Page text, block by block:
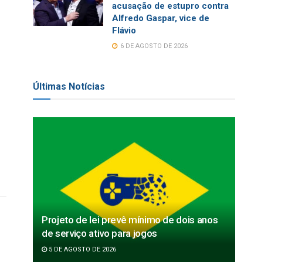
acusação de estupro contra
Alfredo Gaspar, vice de
Flávio
6 DE AGOSTO DE 2026
Últimas Notícias
Projeto de lei prevê mínimo de dois anos
de serviço ativo para jogos
5 DE AGOSTO DE 2026